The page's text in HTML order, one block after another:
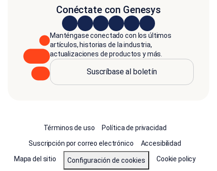
Conéctate con Genesys
Manténgase conectado con los últimos
artículos, historias de la industria,
actualizaciones de productos y más.
Suscríbase al boletín
Términos de uso
Política de privacidad
Suscripción por correo electrónico
Accesibilidad
Mapa del sitio
Configuración de cookies
Cookie policy